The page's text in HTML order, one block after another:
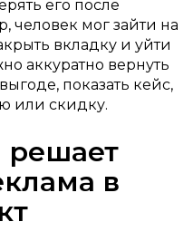
его после
человек мог зайти на
вкладку и уйти
аккуратно вернуть
показать кейс,
или скидку.
решает
в